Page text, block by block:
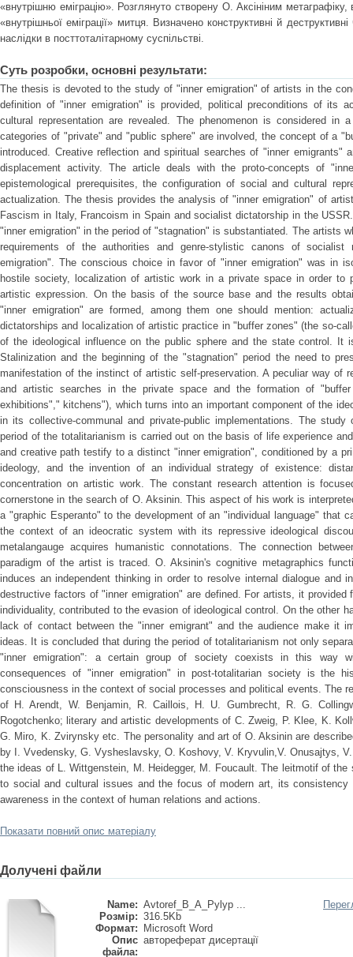
«внутрішню еміграцію». Розглянуто створену О. Аксініним метаграфіку,
«внутрішньої еміграції» митця. Визначено конструктивні й деструктивні
наслідки в посттоталітарному суспільстві.
Суть розробки, основні результати:
The thesis is devoted to the study of "inner emigration" of artists in the
definition of "inner emigration" is provided, political preconditions of its
cultural representation are revealed. The phenomenon is considered in
categories of "private" and "public sphere" are involved, the concept of a
introduced. Creative reflection and spiritual searches of "inner emigrants"
displacement activity. The article deals with the proto-concepts of
epistemological prerequisites, the configuration of social and cultural
actualization. The thesis provides the analysis of "inner emigration" of
Fascism in Italy, Francoism in Spain and socialist dictatorship in the
"inner emigration" in the period of "stagnation" is substantiated. The artists
requirements of the authorities and genre-stylistic canons of
emigration". The conscious choice in favor of "inner emigration" was in
hostile society, localization of artistic work in a private space in order to
artistic expression. On the basis of the source base and the results
"inner emigration" are formed, among them one should mention:
dictatorships and localization of artistic practice in "buffer zones" (the so-
of the ideological influence on the public sphere and the state control. It
Stalinization and the beginning of the "stagnation" period the need to
manifestation of the instinct of artistic self-preservation. A peculiar way of
and artistic searches in the private space and the formation of
exhibitions"," kitchens"), which turns into an important component of the
in its collective-communal and private-public implementations. The
period of the totalitarianism is carried out on the basis of life experience
and creative path testify to a distinct "inner emigration", conditioned by a
ideology, and the invention of an individual strategy of existence:
concentration on artistic work. The constant research attention is
cornerstone in the search of O. Aksinin. This aspect of his work is
a "graphic Esperanto" to the development of an "individual language" that
the context of an ideocratic system with its repressive ideological
metalangauge acquires humanistic connotations. The connection
paradigm of the artist is traced. O. Aksinin's cognitive metagraphics
induces an independent thinking in order to resolve internal dialogue and
destructive factors of "inner emigration" are defined. For artists, it provided
individuality, contributed to the evasion of ideological control. On the other
lack of contact between the "inner emigrant" and the audience make it
ideas. It is concluded that during the period of totalitarianism not only
"inner emigration": a certain group of society coexists in this way
consequences of "inner emigration" in post-totalitarian society is the
consciousness in the context of social processes and political events. The
of H. Arendt, W. Benjamin, R. Caillois, H. U. Gumbrecht, R. G.
Rogotchenko; literary and artistic developments of C. Zweig, P. Klee, K.
G. Miro, K. Zvirynsky etc. The personality and art of O. Aksinin are
by I. Vvedensky, G. Vysheslavsky, O. Koshovy, V. Kryvulin,V. Onusajtys,
the ideas of L. Wittgenstein, M. Heidegger, M. Foucault. The leitmotif of the
to social and cultural issues and the focus of modern art, its
awareness in the context of human relations and actions.
Показати повний опис матеріалу
Долучені файли
Name: Avtoref_B_A_Pylyp ...
Розмір: 316.5Kb
Формат:
Microsoft Word
Опис
файла:
автореферат дисертації